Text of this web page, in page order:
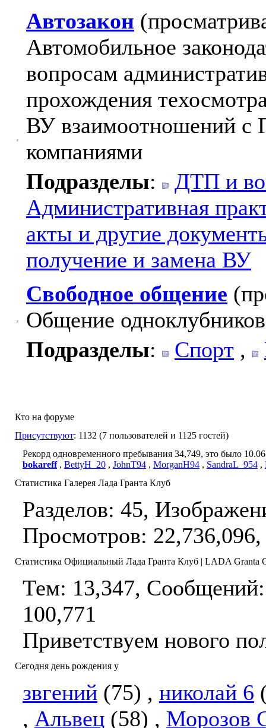
Автозакон
Автомобильное
вопросам
прохождения
ВУ взаимоотношений
компаниями
Подразделы:
ДТП и
Административная
акты и другие
получение и замена ВУ
Свободное общение
Общение
Подразделы: Спорт ,
Кто на форуме
Присутствуют: 1132 (7 пользователей и 1125 гостей)
Рекорд одновременного пребывания 34,749, это было
bokareff , BettyH_20 , JohnT94 , MorganH94 , SandraL_954 ,
Статистика Галерея Лада Гранта Клуб
Разделов: 45,
Просмотров:
Статистика Официальный Лада Гранта Клуб | LADA Granta
Тем: 13,347,
100,771
Приветствуем нового
Сегодня день рождения у
звгений (75) , николай 6
, Альвец (58) , Морозов